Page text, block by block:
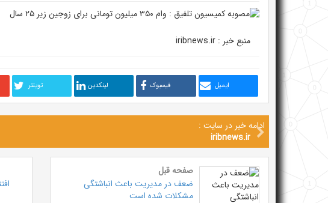
منبع خبر : iribnews.ir
ایمیل فیسبوک لینکدین تويتنر
ادامه خبر در سایت :
iribnews.ir
صفحه قبل
ضعف در مدیریت باعث انباشتگی
مشکلات شده است